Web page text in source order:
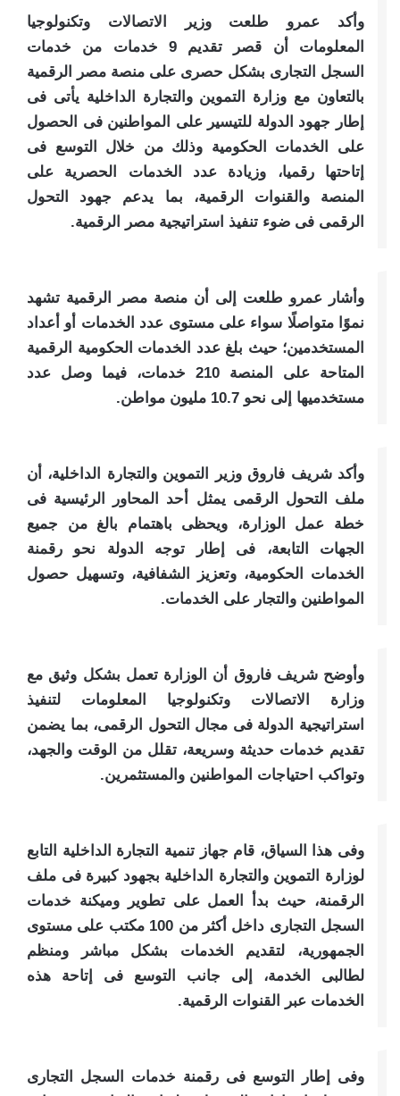
وأكد عمرو طلعت وزير الاتصالات وتكنولوجيا
المعلومات أن قصر تقديم 9 خدمات من خدمات
السجل التجارى بشكل حصرى على منصة مصر الرقمية
بالتعاون مع وزارة التموين والتجارة الداخلية يأتى فى
إطار جهود الدولة للتيسير على المواطنين فى الحصول
على الخدمات الحكومية وذلك من خلال التوسع فى
إتاحتها رقميا، وزيادة عدد الخدمات الحصرية على
المنصة والقنوات الرقمية، بما يدعم جهود التحول
الرقمى فى ضوء تنفيذ استراتيجية مصر الرقمية.
وأشار عمرو طلعت إلى أن منصة مصر الرقمية تشهد
نموًا متواصلًا سواء على مستوى عدد الخدمات أو أعداد
المستخدمين؛ حيث بلغ عدد الخدمات الحكومية الرقمية
المتاحة على المنصة 210 خدمات، فيما وصل عدد
مستخدميها إلى نحو 10.7 مليون مواطن.
وأكد شريف فاروق وزير التموين والتجارة الداخلية، أن
ملف التحول الرقمى يمثل أحد المحاور الرئيسية فى
خطة عمل الوزارة، ويحظى باهتمام بالغ من جميع
الجهات التابعة، فى إطار توجه الدولة نحو رقمنة
الخدمات الحكومية، وتعزيز الشفافية، وتسهيل حصول
المواطنين والتجار على الخدمات.
وأوضح شريف فاروق أن الوزارة تعمل بشكل وثيق مع
وزارة الاتصالات وتكنولوجيا المعلومات لتنفيذ
استراتيجية الدولة فى مجال التحول الرقمى، بما يضمن
تقديم خدمات حديثة وسريعة، تقلل من الوقت والجهد،
وتواكب احتياجات المواطنين والمستثمرين.
وفى هذا السياق، قام جهاز تنمية التجارة الداخلية التابع
لوزارة التموين والتجارة الداخلية بجهود كبيرة فى ملف
الرقمنة، حيث بدأ العمل على تطوير وميكنة خدمات
السجل التجارى داخل أكثر من 100 مكتب على مستوى
الجمهورية، لتقديم الخدمات بشكل مباشر ومنظم
لطالبى الخدمة، إلى جانب التوسع فى إتاحة هذه
الخدمات عبر القنوات الرقمية.
وفى إطار التوسع فى رقمنة خدمات السجل التجارى